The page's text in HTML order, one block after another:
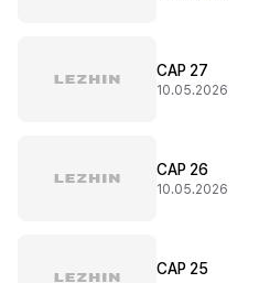
CAP 27
10.05.2026
CAP 26
10.05.2026
CAP 25